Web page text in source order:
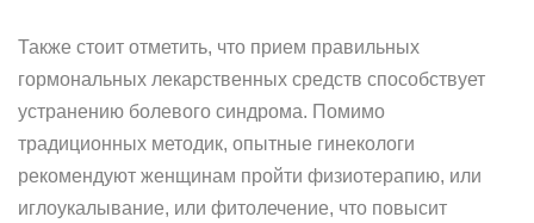
Также стоит отметить, что прием правильных
гормональных лекарственных средств способствует
устранению болевого синдрома. Помимо
традиционных методик, опытные гинекологи
рекомендуют женщинам пройти физиотерапию, или
иглоукалывание, или фитолечение, что повысит